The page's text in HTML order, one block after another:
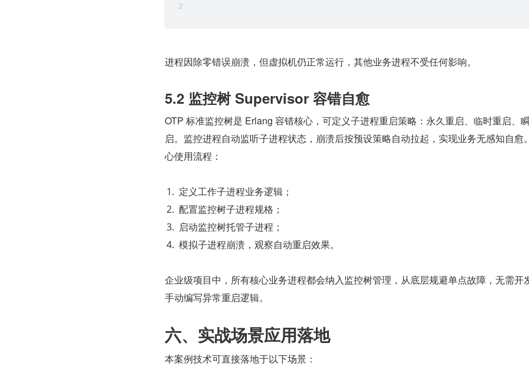
进程因除零错误崩溃，但虚拟机仍正常运行，其他业务进程不受任何影响。
5.2 监控树 Supervisor 容错自愈
OTP 标准监控树是 Erlang 容错核心，可定义子进程重启策略：永久重启、临时重启、
启。监控进程自动监听子进程状态，崩溃后按预设策略自动拉起，实现业务无感知自愈
心使用流程：
定义工作子进程业务逻辑；
配置监控树子进程规格；
启动监控树托管子进程；
模拟子进程崩溃，观察自动重启效果。
企业级项目中，所有核心业务进程都会纳入监控树管理，从底层规避单点故障，无需开
手动编写异常重启逻辑。
六、实战场景应用落地
本案例技术可直接落地于以下场景：